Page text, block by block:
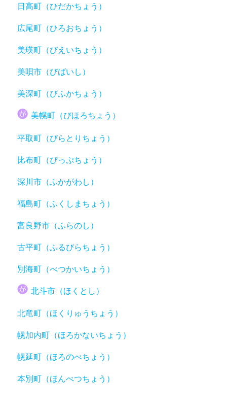
日高町（ひだかちょう）
広尾町（ひろおちょう）
美瑛町（びえいちょう）
美唄市（びばいし）
美深町（びふかちょう）
美幌町（びほろちょう）
平取町（びらとりちょう）
比布町（ぴっぷちょう）
深川市（ふかがわし）
福島町（ふくしまちょう）
富良野市（ふらのし）
古平町（ふるびらちょう）
別海町（べつかいちょう）
北斗市（ほくとし）
北竜町（ほくりゅうちょう）
幌加内町（ほろかないちょう）
幌延町（ほろのべちょう）
本別町（ほんべつちょう）